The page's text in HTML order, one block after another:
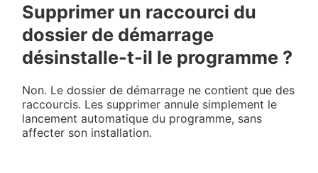
Supprimer un raccourci du
dossier de démarrage
désinstalle-t-il le programme ?
Non. Le dossier de démarrage ne contient que des
raccourcis. Les supprimer annule simplement le
lancement automatique du programme, sans
affecter son installation.